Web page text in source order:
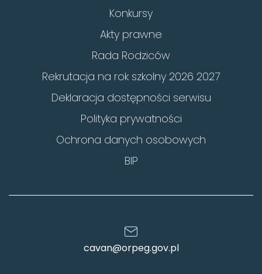
Konkursy
Akty prawne
Rada Rodziców
Rekrutacja na rok szkolny 2026 2027
Deklaracja dostępności serwisu
Polityka prywatności
Ochrona danych osobowych
BIP
cavan@orpeg.gov.pl